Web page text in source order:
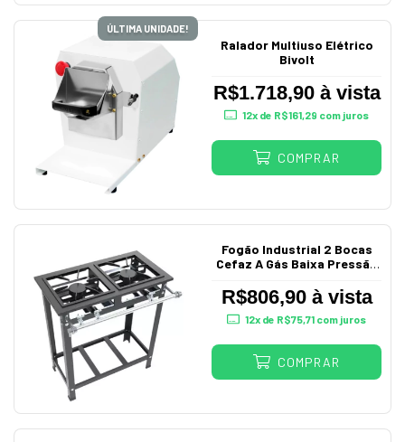
ÚLTIMA UNIDADE!
Ralador Multiuso Elétrico
Bivolt
R$1.718,90 à vista
12x de R$161,29 com juros
COMPRAR
Fogão Industrial 2 Bocas
Cefaz A Gás Baixa Pressão
R$806,90 à vista
12x de R$75,71com juros
COMPRAR